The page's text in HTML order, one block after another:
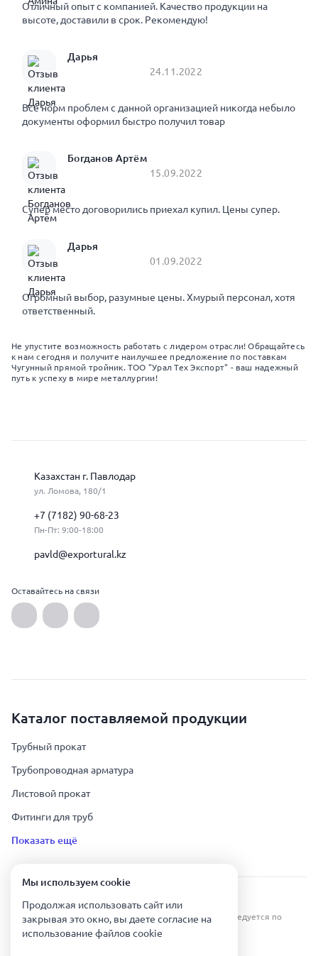
Отличный опыт с компанией. Качество продукции на
высоте, доставили в срок. Рекомендую!
Дарья
24.11.2022
Все норм проблем с данной организацией никогда небыло
документы оформил быстро получил товар
Богданов Артём
15.09.2022
Супер место договорились приехал купил. Цены супер.
Дарья
01.09.2022
Огромный выбор, разумные цены. Хмурый персонал, хотя
ответственный.
Не упустите возможность работать с лидером отрасли! Обращайтесь
к нам сегодня и получите наилучшее предложение по поставкам
Чугунный прямой тройник. ТОО "Урал Тех Экспорт" - ваш надежный
путь к успеху в мире металлургии!
Казахстан г. Павлодар
ул. Ломова, 180/1
+7 (7182) 90-68-23
Пн-Пт: 9:00-18:00
pavld@exportural.kz
Оставайтесь на связи
Каталог поставляемой продукции
Трубный прокат
Трубопроводная арматура
Листовой прокат
Фитинги для труб
Показать ещё
Урал Тех Экспорт — Казахстан © 2019-
Все права защищены. Копирование информации преследуется по
Мы используем сookie
Продолжая использовать сайт или
закрывая это окно, вы даете согласие на
использование файлов сookie